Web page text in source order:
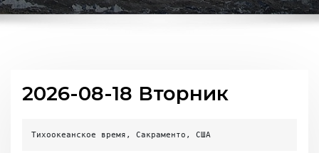
2026-08-18 Вторник
Тихоокеанское время, Сакраменто, США